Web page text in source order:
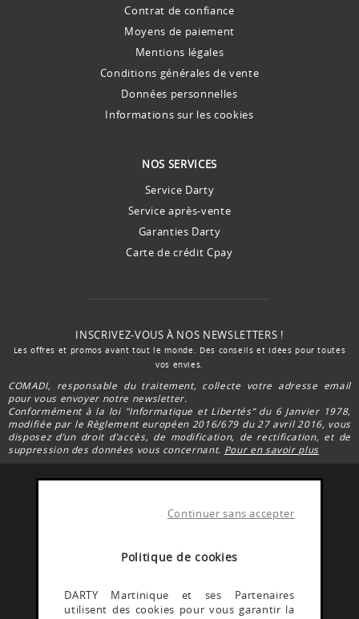
Politique de cookies
Continuer sans accepter
DARTY Martinique et ses Partenaires
utilisent des cookies pour vous garantir la
Contrat de confiance
Moyens de paiement
Mentions légales
Conditions générales de vente
Données personnelles
Informations sur les cookies
NOS SERVICES
Service Darty
Service après-vente
Garanties Darty
Carte de crédit Cpay
INSCRIVEZ-VOUS À NOS NEWSLETTERS !
Les offres et promos avant tout le monde. Des conseils et idées pour toutes
vos envies.
COMADI, responsable du traitement, collecte votre adresse email
pour vous envoyer notre newsletter.
Conformément à la loi "Informatique et Libertés” du 6 Janvier 1978,
modifiée par le Règlement européen 2016/679 du 27 avril 2016, vous
disposez d’un droit d’accès, de modification, de rectification, et de
suppression des données vous concernant. Pour en savoir plus
FACEBOOK DARTY
Rejoignez la communauté Darty Martinique
INSTAGRAM DARTY